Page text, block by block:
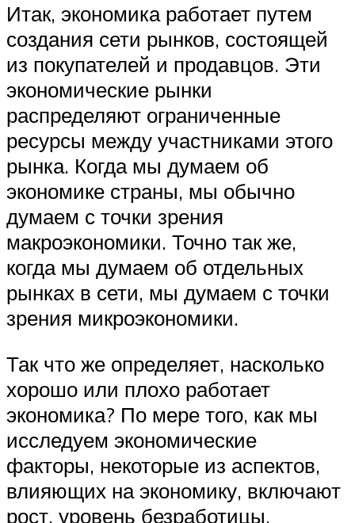
Итак, экономика работает путем
создания сети рынков, состоящей
из покупателей и продавцов. Эти
экономические рынки
распределяют ограниченные
ресурсы между участниками этого
рынка. Когда мы думаем об
экономике страны, мы обычно
думаем с точки зрения
макроэкономики. Точно так же,
когда мы думаем об отдельных
рынках в сети, мы думаем с точки
зрения микроэкономики.
Так что же определяет, насколько
хорошо или плохо работает
экономика? По мере того, как мы
исследуем экономические
факторы, некоторые из аспектов,
влияющих на экономику, включают
рост, уровень безработицы,